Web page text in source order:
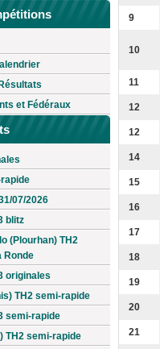
et Fédéraux
07/2026
blitz
(Plourhan) TH2
Ronde
originales
TH2 semi-rapide
semi-rapide
TH2 semi-rapide
9
10
11
12
12
14
15
16
17
18
19
20
21